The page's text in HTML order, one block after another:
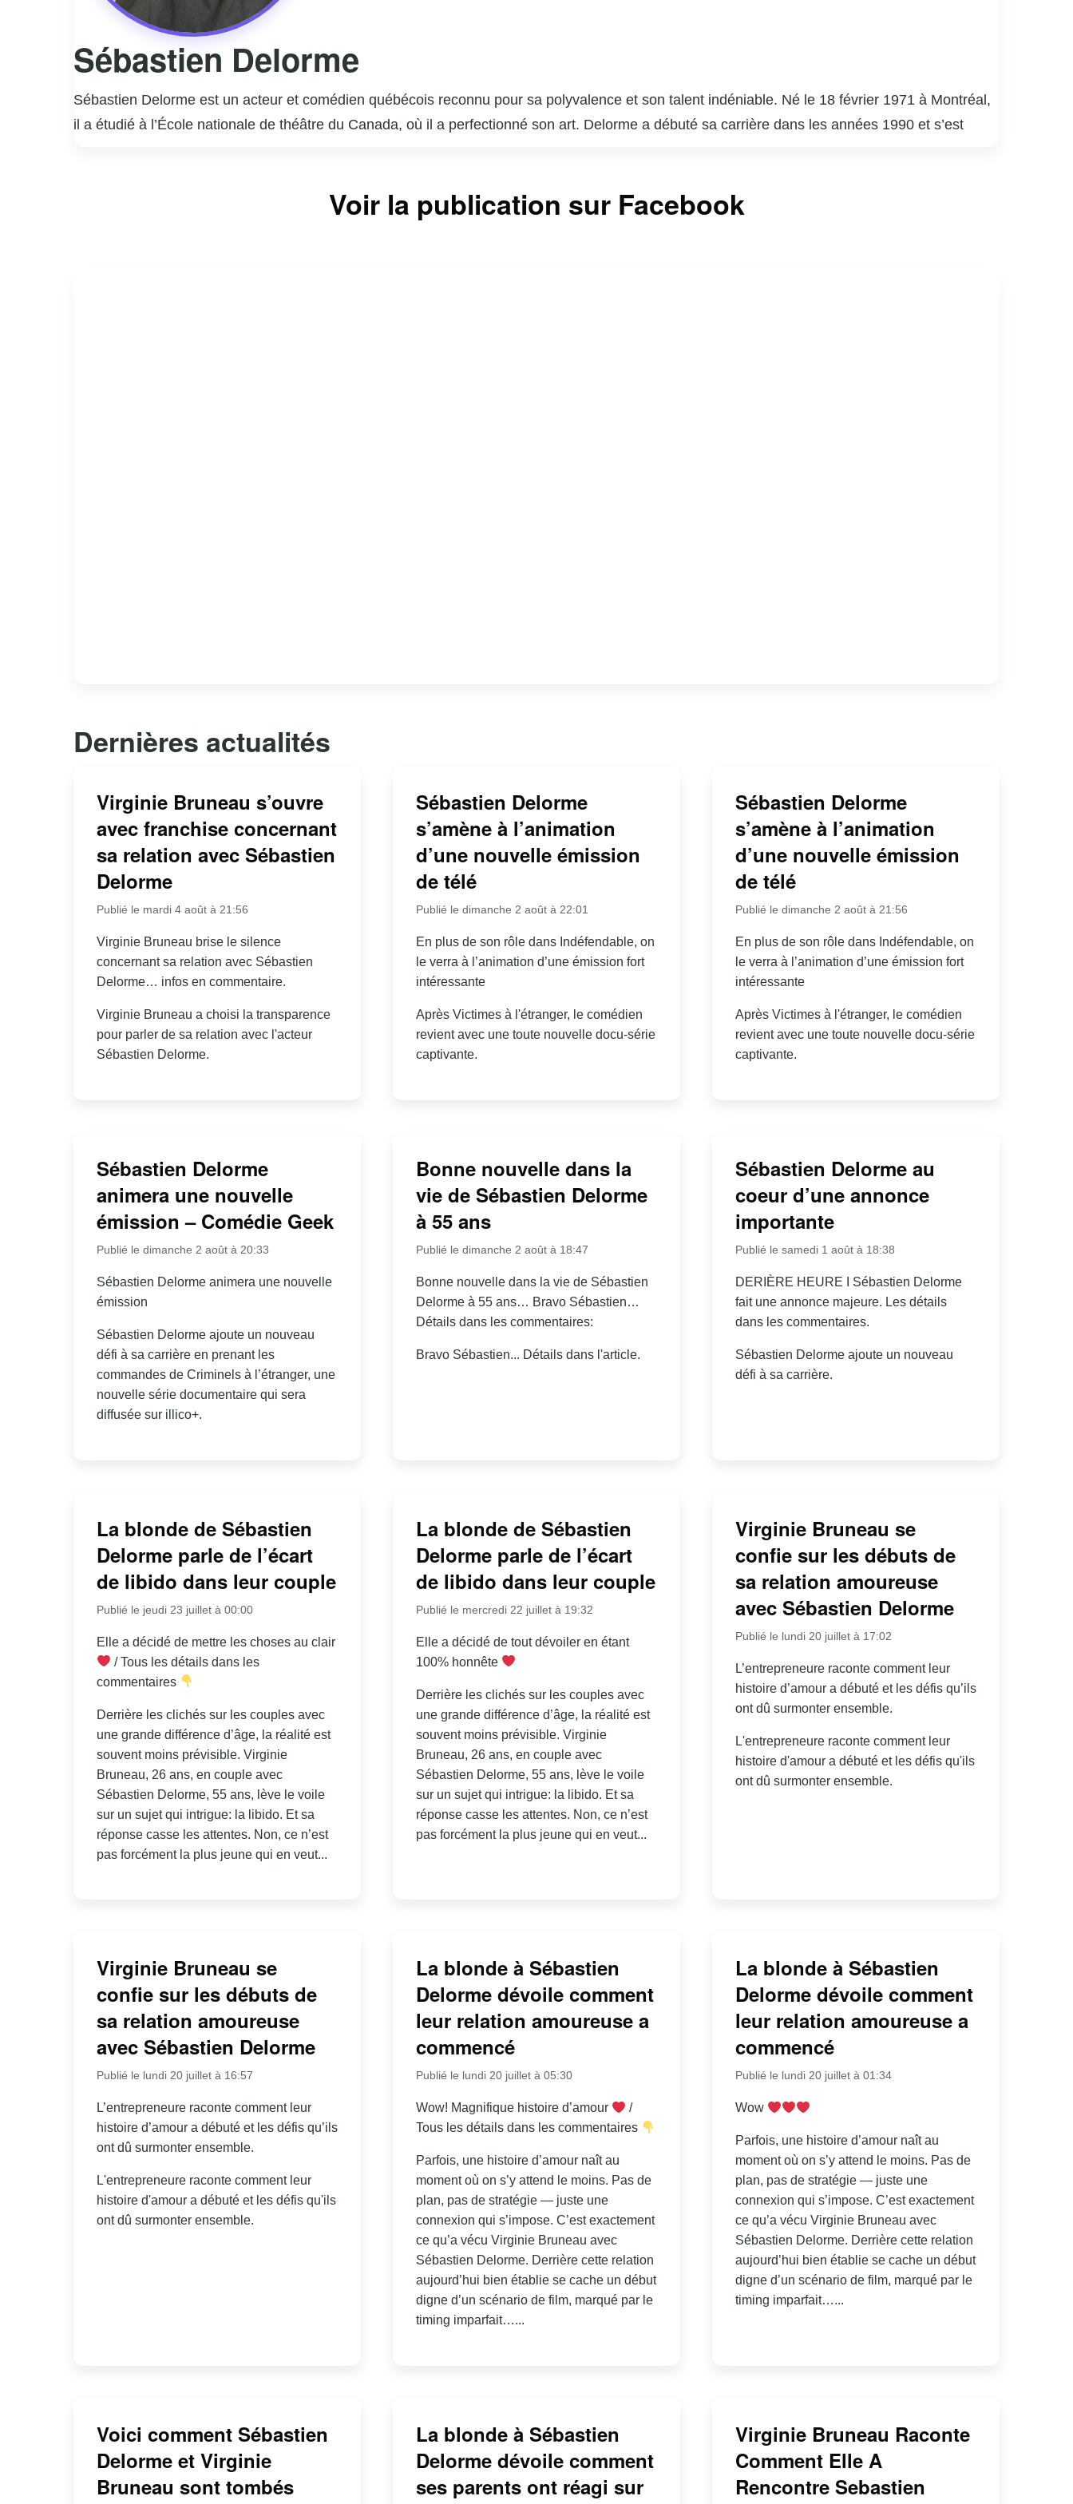
Sébastien Delorme
Sébastien Delorme est un acteur et comédien québécois reconnu pour sa polyvalence et son talent indéniable. Né le 18 février 1971 à Montréal,
il a étudié à l’École nationale de théâtre du Canada, où il a perfectionné son art. Delorme a débuté sa carrière dans les années 1990 et s’est
interprétation nuancée et authentique de personnages complexes lui a valu l’admiration du public et de la critique. En plus de ses performances à
Voir la publication sur Facebook
Dernières actualités
Virginie Bruneau s’ouvre
avec franchise concernant
sa relation avec Sébastien
Delorme
Publié le mardi 4 août à 21:56
Virginie Bruneau brise le silence
concernant sa relation avec Sébastien
Delorme… infos en commentaire.
Virginie Bruneau a choisi la transparence
pour parler de sa relation avec l'acteur
Sébastien Delorme.
Sébastien Delorme
s’amène à l’animation
d’une nouvelle émission
de télé
Publié le dimanche 2 août à 22:01
En plus de son rôle dans Indéfendable, on
le verra à l’animation d’une émission fort
intéressante
Après Victimes à l'étranger, le comédien
revient avec une toute nouvelle docu-série
captivante.
Sébastien Delorme
s’amène à l’animation
d’une nouvelle émission
de télé
Publié le dimanche 2 août à 21:56
En plus de son rôle dans Indéfendable, on
le verra à l’animation d’une émission fort
intéressante
Après Victimes à l'étranger, le comédien
revient avec une toute nouvelle docu-série
captivante.
Sébastien Delorme
animera une nouvelle
émission – Comédie Geek
Publié le dimanche 2 août à 20:33
Sébastien Delorme animera une nouvelle
émission
Sébastien Delorme ajoute un nouveau
défi à sa carrière en prenant les
commandes de Criminels à l’étranger, une
nouvelle série documentaire qui sera
diffusée sur illico+.
Bonne nouvelle dans la
vie de Sébastien Delorme
à 55 ans
Publié le dimanche 2 août à 18:47
Bonne nouvelle dans la vie de Sébastien
Delorme à 55 ans… Bravo Sébastien…
Détails dans les commentaires:
Bravo Sébastien... Détails dans l'article.
Sébastien Delorme au
coeur d’une annonce
importante
Publié le samedi 1 août à 18:38
DERIÈRE HEURE I Sébastien Delorme
fait une annonce majeure. Les détails
dans les commentaires.
Sébastien Delorme ajoute un nouveau
défi à sa carrière.
La blonde de Sébastien
Delorme parle de l’écart
de libido dans leur couple
Publié le jeudi 23 juillet à 00:00
Elle a décidé de mettre les choses au clair
/ Tous les détails dans les
commentaires
Derrière les clichés sur les couples avec
une grande différence d’âge, la réalité est
souvent moins prévisible. Virginie
Bruneau, 26 ans, en couple avec
Sébastien Delorme, 55 ans, lève le voile
sur un sujet qui intrigue: la libido. Et sa
réponse casse les attentes. Non, ce n’est
pas forcément la plus jeune qui en veut...
La blonde de Sébastien
Delorme parle de l’écart
de libido dans leur couple
Publié le mercredi 22 juillet à 19:32
Elle a décidé de tout dévoiler en étant
100% honnête
Derrière les clichés sur les couples avec
une grande différence d’âge, la réalité est
souvent moins prévisible. Virginie
Bruneau, 26 ans, en couple avec
Sébastien Delorme, 55 ans, lève le voile
sur un sujet qui intrigue: la libido. Et sa
réponse casse les attentes. Non, ce n’est
pas forcément la plus jeune qui en veut...
Virginie Bruneau se
confie sur les débuts de
sa relation amoureuse
avec Sébastien Delorme
Publié le lundi 20 juillet à 17:02
L’entrepreneure raconte comment leur
histoire d’amour a débuté et les défis qu’ils
ont dû surmonter ensemble.
L'entrepreneure raconte comment leur
histoire d'amour a débuté et les défis qu'ils
ont dû surmonter ensemble.
Virginie Bruneau se
confie sur les débuts de
sa relation amoureuse
avec Sébastien Delorme
Publié le lundi 20 juillet à 16:57
L’entrepreneure raconte comment leur
histoire d’amour a débuté et les défis qu’ils
ont dû surmonter ensemble.
L'entrepreneure raconte comment leur
histoire d'amour a débuté et les défis qu'ils
ont dû surmonter ensemble.
La blonde à Sébastien
Delorme dévoile comment
leur relation amoureuse a
commencé
Publié le lundi 20 juillet à 05:30
Wow! Magnifique histoire d’amour
/
Tous les détails dans les commentaires
Parfois, une histoire d’amour naît au
moment où on s’y attend le moins. Pas de
plan, pas de stratégie — juste une
connexion qui s’impose. C’est exactement
ce qu’a vécu Virginie Bruneau avec
Sébastien Delorme. Derrière cette relation
aujourd’hui bien établie se cache un début
digne d’un scénario de film, marqué par le
timing imparfait…...
La blonde à Sébastien
Delorme dévoile comment
leur relation amoureuse a
commencé
Publié le lundi 20 juillet à 01:34
Wow
Parfois, une histoire d’amour naît au
moment où on s’y attend le moins. Pas de
plan, pas de stratégie — juste une
connexion qui s’impose. C’est exactement
ce qu’a vécu Virginie Bruneau avec
Sébastien Delorme. Derrière cette relation
aujourd’hui bien établie se cache un début
digne d’un scénario de film, marqué par le
timing imparfait…...
Voici comment Sébastien
Delorme et Virginie
Bruneau sont tombés
La blonde à Sébastien
Delorme dévoile comment
ses parents ont réagi sur
Virginie Bruneau Raconte
Comment Elle A
Rencontre Sebastien